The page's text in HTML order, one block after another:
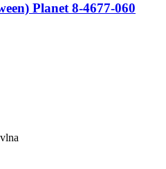
Planet 8-4677-060